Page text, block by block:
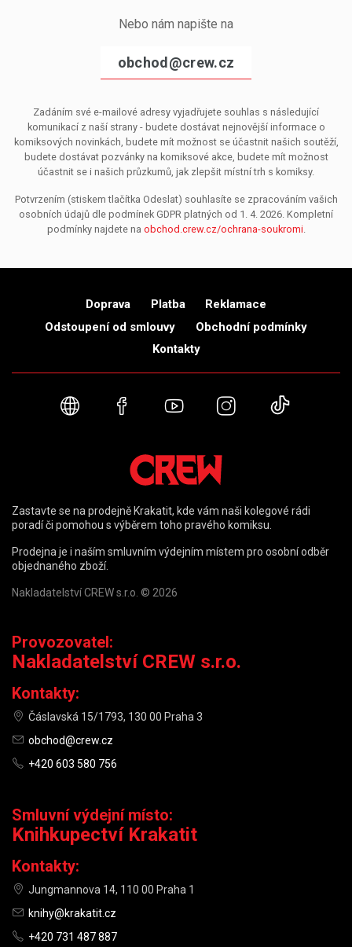
Nebo nám napište na
obchod@crew.cz
Zadáním své e-mailové adresy vyjadřujete souhlas s následující
komunikací z naší strany - budete dostávat nejnovější informace o
komiksových novinkách, budete mít možnost se účastnit našich soutěží,
budete dostávat pozvánky na komiksové akce, budete mít možnost
účastnit se i našich průzkumů, jak zlepšit místní trh s komiksy.
Potvrzením (stiskem tlačítka Odeslat) souhlasíte se zpracováním vašich
osobních údajů dle podmínek GDPR platných od 1. 4. 2026. Kompletní
podmínky najdete na obchod.crew.cz/ochrana-soukromi.
Doprava Platba
Reklamace
Odstoupení od smlouvy
Obchodní podmínky
Kontakty
Webové stránky
FacebookYouTubeInstagram
Zastavte se na prodejně Krakatit, kde vám naši kolegové rádi
poradí či pomohou s výběrem toho pravého komiksu.
Prodejna je i naším smluvním výdejním místem pro osobní odběr
objednaného zboží.
Nakladatelství CREW s.r.o. © 2026
Provozovatel:
Nakladatelství CREW s.r.o.
Kontakty:
Čáslavská 15/1793, 130 00 Praha 3
obchod@crew.cz
+420 603 580 756
Smluvní výdejní místo:
Knihkupectví Krakatit
Kontakty:
Jungmannova 14, 110 00 Praha 1
knihy@krakatit.cz
+420 731 487 887